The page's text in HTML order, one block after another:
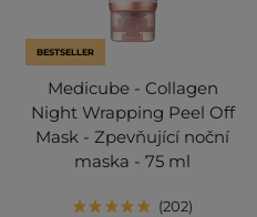
BESTSELLER
Medicube - Collagen
Night Wrapping Peel Off
Mask - Zpevňující noční
maska - 75 ml
202